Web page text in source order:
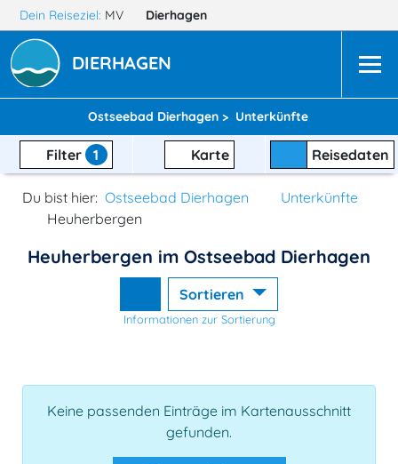
Dein Reiseziel: MV Dierhagen
DIERHAGEN
Ostseebad Dierhagen > Unterkünfte
Filter 1 Karte Reisedaten
Du bist hier: Ostseebad Dierhagen
Unterkünfte
Heuherbergen
Heuherbergen im Ostseebad Dierhagen
Sortieren
Informationen zur Sortierung
Keine passenden Einträge im Kartenausschnitt
gefunden.